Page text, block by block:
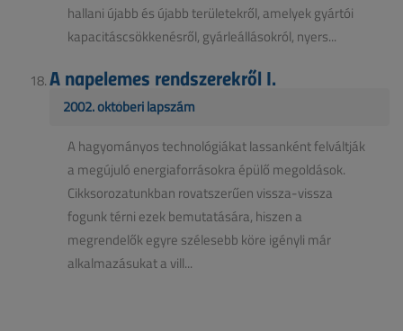
hallani újabb és újabb területekről, amelyek gyártói
kapacitáscsökkenésről, gyárleállásokról, nyers...
A napelemes rendszerekről I.
2002. októberi lapszám
A hagyományos technológiákat lassanként felváltják
a megújuló energiaforrásokra épülő megoldások.
Cikksorozatunkban rovatszerűen vissza-vissza
fogunk térni ezek bemutatására, hiszen a
megrendelők egyre szélesebb köre igényli már
alkalmazásukat a vill...